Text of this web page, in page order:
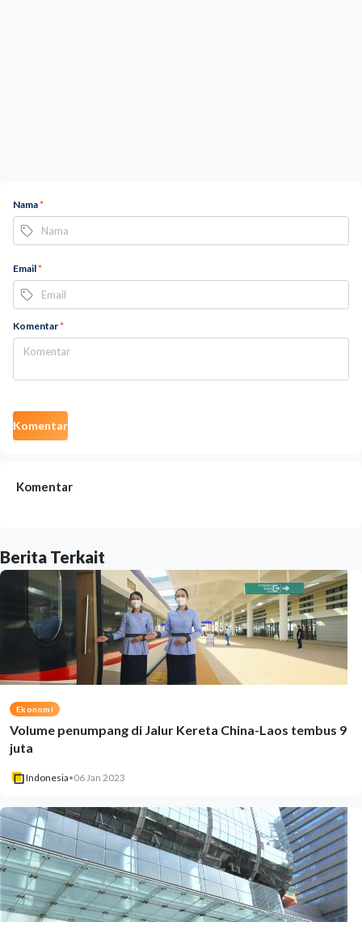
Nama*
Email*
Komentar*
Komentar
Komentar
Berita Terkait
Ekonomi
Volume penumpang di Jalur Kereta China-Laos tembus 9
juta
Indonesia•06 Jan 2023